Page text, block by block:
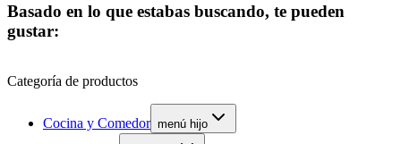
Basado en lo que estabas buscando, te pueden
gustar:
Categoría de productos
Cocina y Comedor menú hijo